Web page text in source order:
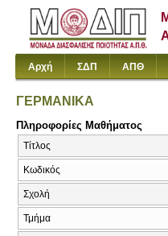
Αρχή ΣΔΠ ΑΠΘ
ΓΕΡΜΑΝΙΚΑ
Πληροφορίες Μαθήματος
Τίτλος
Κωδικός
Σχολή
Τμήμα